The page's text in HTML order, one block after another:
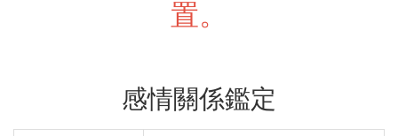
置。
感情關係鑑定